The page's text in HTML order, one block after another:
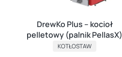
DrewKo Plus – kocioł
pelletowy (palnik PellasX)
KOTŁOSTAW